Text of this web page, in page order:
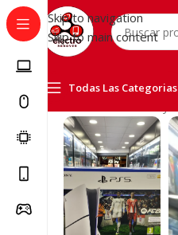
Skip to navigation
Skip to main content
Todas Las Categorias